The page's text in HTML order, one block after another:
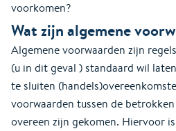
voorkomen?
Wat zijn algemene
Algemene voorwaarden zijn
(u in dit geval ) standaard wil
te sluiten
voorwaarden tussen de
overeen zijn gekomen. Hiervoor